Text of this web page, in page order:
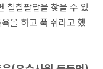
칠칠팔팔을 찾을 수 있
을 하고 푹 쉬라고 했